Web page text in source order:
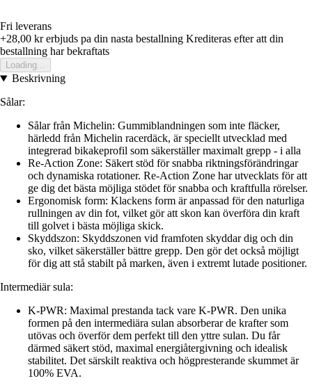
Fri leverans
+28,00 krerbjuds pa din nasta bestallning Krediteras efter att din
bestallning har bekraftats
Loading...
Beskrivning
Sålar:
Sålar från Michelin: Gummiblandningen som inte fläcker,
härledd från Michelin racerdäck, är speciellt utvecklad med
integrerad bikakeprofil som säkerställer maximalt grepp - i alla
Re-Action Zone: Säkert stöd för snabba riktningsförändringar
och dynamiska rotationer. Re-Action Zone har utvecklats för att
ge dig det bästa möjliga stödet för snabba och kraftfulla rörelser.
Ergonomisk form: Klackens form är anpassad för den naturliga
rullningen av din fot, vilket gör att skon kan överföra din kraft
till golvet i bästa möjliga skick.
Skyddszon: Skyddszonen vid framfoten skyddar dig och din
sko, vilket säkerställer bättre grepp. Den gör det också möjligt
för dig att stå stabilt på marken, även i extremt lutade positioner.
Intermediär sula:
K-PWR: Maximal prestanda tack vare K-PWR. Den unika
formen på den intermediära sulan absorberar de krafter som
utövas och överför dem perfekt till den yttre sulan. Du får
därmed säkert stöd, maximal energiåtergivning och idealisk
stabilitet. Det särskilt reaktiva och högpresterande skummet är
100% EVA.